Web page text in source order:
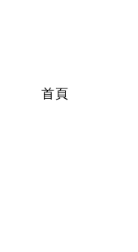
首頁